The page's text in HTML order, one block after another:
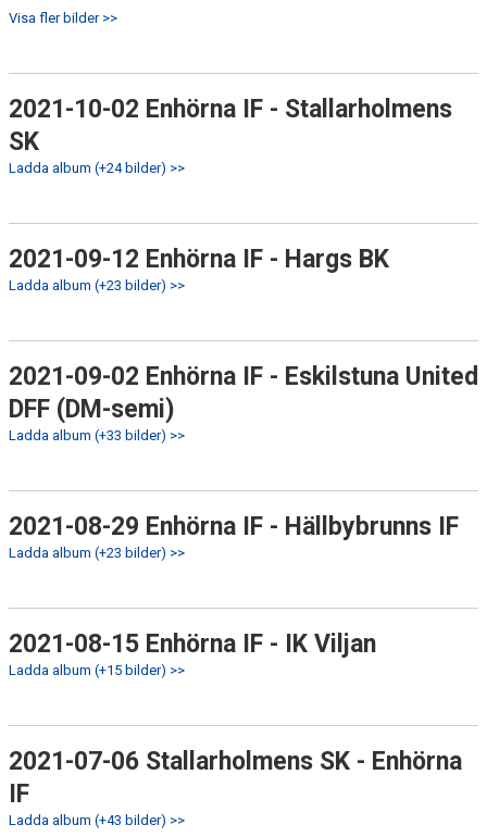
Visa fler bilder >>
2021-10-02 Enhörna IF - Stallarholmens
SK
Ladda album (+24 bilder) >>
2021-09-12 Enhörna IF - Hargs BK
Ladda album (+23 bilder) >>
2021-09-02 Enhörna IF - Eskilstuna United
DFF (DM-semi)
Ladda album (+33 bilder) >>
2021-08-29 Enhörna IF - Hällbybrunns IF
Ladda album (+23 bilder) >>
2021-08-15 Enhörna IF - IK Viljan
Ladda album (+15 bilder) >>
2021-07-06 Stallarholmens SK - Enhörna
IF
Ladda album (+43 bilder) >>